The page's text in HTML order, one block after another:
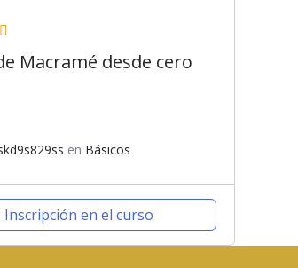
Macramé desde cero
en Básicos
Inscripción en el curso